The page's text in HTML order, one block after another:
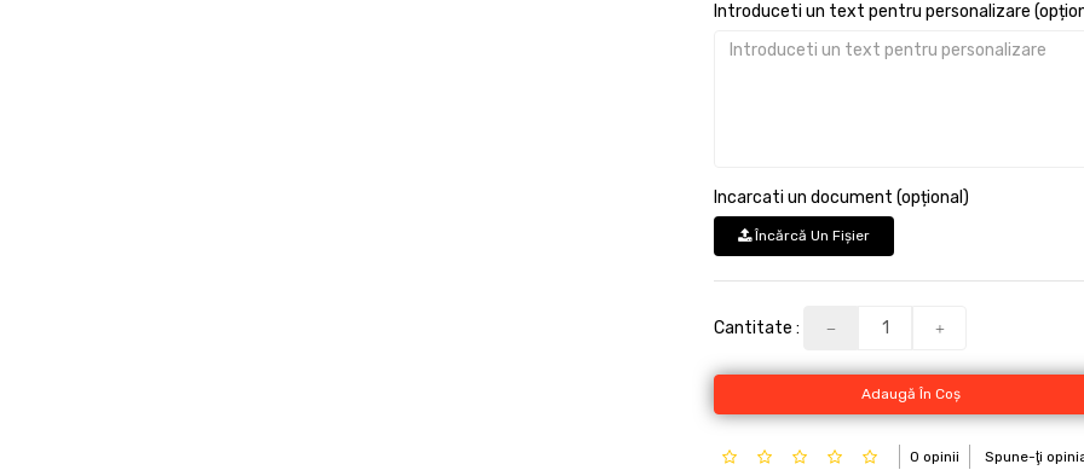
Introduceti un text pentru personalizare
Incarcati un document (opțional)
Încărcă Un Fişier
Cantitate :
Adaugă În Coş
0 opinii Spune-ţi